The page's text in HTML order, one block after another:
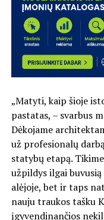
„Matyti, kaip šioje
pastatas, – svarbus
Dėkojame
už profesionalų
statybų etapą.
užpildys ilgai
alėjoje, bet ir taps
nauju traukos tašku
įgyvendinančios